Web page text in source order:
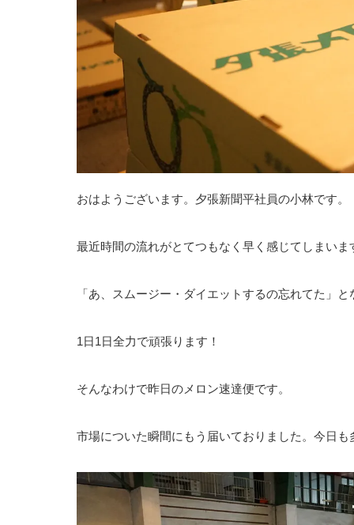
おはようございます。夕張新聞平社員の小林です。
最近時間の流れがとてつもなく早く感じてしまいま
「あ、スムージー・ダイエットするの忘れてた」
1日1日全力で頑張ります！
そんなわけで昨日のメロン速達便です。
市場についた瞬間にもう届いておりました。今日も